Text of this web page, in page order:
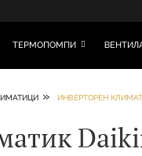
ТЕРМОПОМПИ
» ИНВЕРТОРЕН